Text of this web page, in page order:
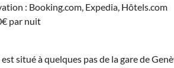
: Booking.com, Expedia, Hôtels.com
par nuit
situé à quelques pas de la gare de